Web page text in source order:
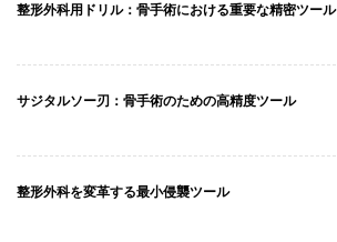
整形外科用ドリル：骨手術における重要な精密ツール
サジタルソー刃：骨手術のための高精度ツール
整形外科を変革する最小侵襲ツール